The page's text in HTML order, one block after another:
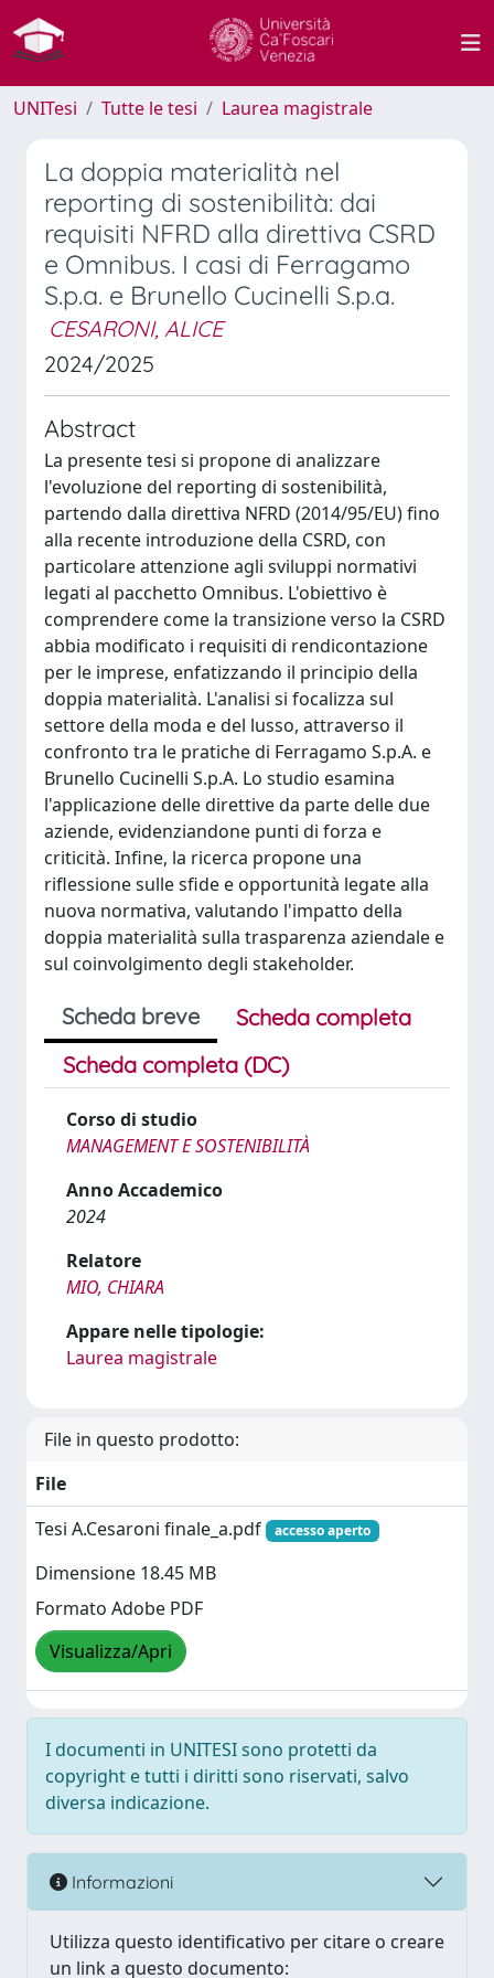
UNITesi Tutte le tesi Laurea magistrale
La doppia materialità nel
reporting di sostenibilità: dai
requisiti NFRD alla direttiva CSRD
e Omnibus. I casi di Ferragamo
S.p.a. e Brunello Cucinelli S.p.a.
CESARONI, ALICE
2024/2025
Abstract
La presente tesi si propone di analizzare
l'evoluzione del reporting di sostenibilità,
partendo dalla direttiva NFRD (2014/95/EU) fino
alla recente introduzione della CSRD, con
particolare attenzione agli sviluppi normativi
legati al pacchetto Omnibus. L'obiettivo è
comprendere come la transizione verso la CSRD
abbia modificato i requisiti di rendicontazione
per le imprese, enfatizzando il principio della
doppia materialità. L'analisi si focalizza sul
settore della moda e del lusso, attraverso il
confronto tra le pratiche di Ferragamo S.p.A. e
Brunello Cucinelli S.p.A. Lo studio esamina
l'applicazione delle direttive da parte delle due
aziende, evidenziandone punti di forza e
criticità. Infine, la ricerca propone una
riflessione sulle sfide e opportunità legate alla
nuova normativa, valutando l'impatto della
doppia materialità sulla trasparenza aziendale e
sul coinvolgimento degli stakeholder.
Scheda breve
Scheda completa
Scheda completa (DC)
Corso di studio
MANAGEMENT E SOSTENIBILITÀ
Anno Accademico
2024
Relatore
MIO, CHIARA
Appare nelle tipologie:
Laurea magistrale
File in questo prodotto:
File
Tesi A.Cesaroni finale_a.pdf
accesso aperto
Dimensione 18.45 MB
Formato Adobe PDF
Visualizza/Apri
I documenti in UNITESI sono protetti da
copyright e tutti i diritti sono riservati, salvo
diversa indicazione.
Informazioni
Utilizza questo identificativo per citare o creare
un link a questo documento: